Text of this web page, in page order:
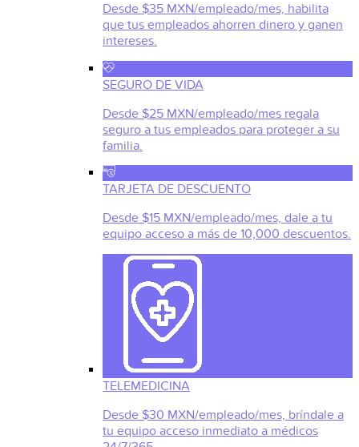
Desde $35 MXN/empleado/mes, habilita
que tus empleados ahorren dinero y ganen
intereses.
SEGURO DE VIDA
Desde $25 MXN/empleado/mes regala
seguro a tus empleados para proteger a su
familia.
TARJETA DE DESCUENTO
Desde $15 MXN/empleado/mes, dale a tu
equipo acceso a más de 10,000 descuentos.
TELEMEDICINA
Desde $30 MXN/empleado/mes, bríndale a
tu equipo acceso inmediato a médicos